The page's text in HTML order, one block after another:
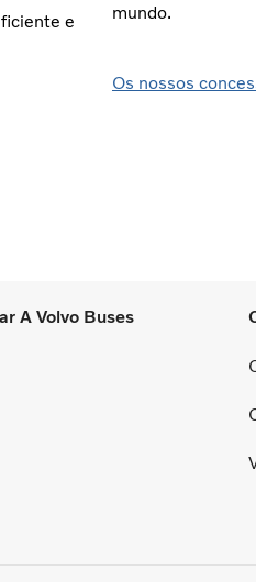
e
mundo.
Os nossos
A Volvo Buses